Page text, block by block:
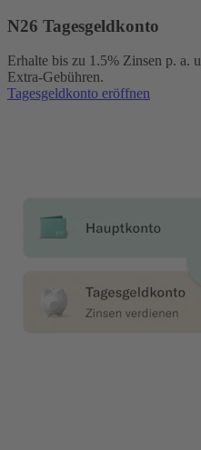
N26 Tagesgeldkonto
Erhalte bis zu 1.5% Zinsen p. a.
Extra-Gebühren.
Tagesgeldkonto eröffnen